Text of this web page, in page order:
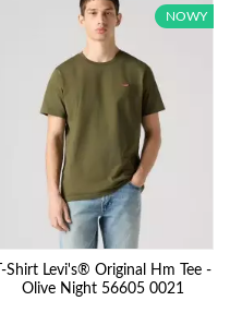
T-Shirt Levi's® Original Hm Tee -
Olive Night 56605 0021
NOWY